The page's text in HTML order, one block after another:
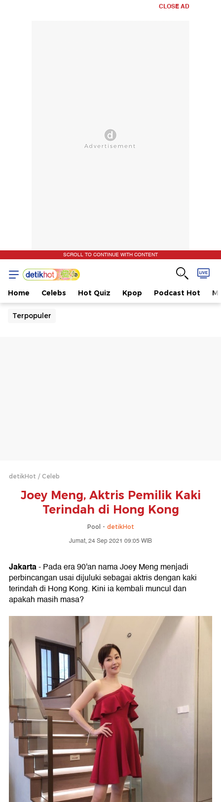
CLOSE AD
SCROLL TO CONTINUE WITH CONTENT
Home Celebs Hot Quiz Kpop Podcast Hot
Terpopuler
detikHot Celeb
Joey Meng, Aktris Pemilik Kaki
Terindah di Hong Kong
Pool - detikHot
Jumat, 24 Sep 2021 09:05 WIB
Jakarta- Pada era 90'an nama Joey Meng menjadi
perbincangan usai dijuluki sebagai aktris dengan kaki
terindah di Hong Kong. Kini ia kembali muncul dan
apakah masih masa?